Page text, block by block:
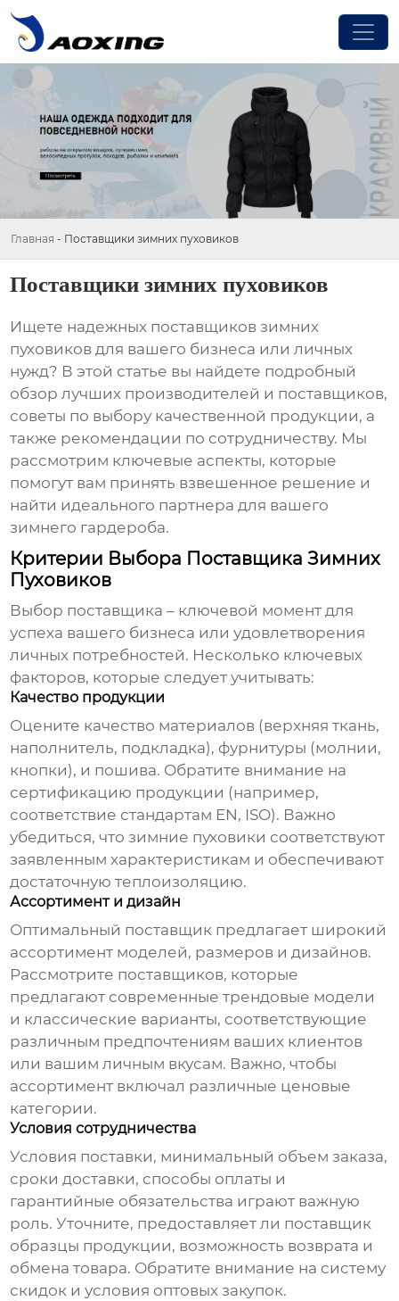
Главная - Поставщики зимних пуховиков
Поставщики зимних пуховиков
Ищете надежных поставщиков зимних
пуховиков для вашего бизнеса или личных
нужд? В этой статье вы найдете подробный
обзор лучших производителей и поставщиков,
советы по выбору качественной продукции, а
также рекомендации по сотрудничеству. Мы
рассмотрим ключевые аспекты, которые
помогут вам принять взвешенное решение и
найти идеального партнера для вашего
зимнего гардероба.
Критерии Выбора Поставщика Зимних
Пуховиков
Выбор поставщика – ключевой момент для
успеха вашего бизнеса или удовлетворения
личных потребностей. Несколько ключевых
факторов, которые следует учитывать:
Качество продукции
Оцените качество материалов (верхняя ткань,
наполнитель, подкладка), фурнитуры (молнии,
кнопки), и пошива. Обратите внимание на
сертификацию продукции (например,
соответствие стандартам EN, ISO). Важно
убедиться, чтозимние пуховики соответствуют
заявленным характеристикам и обеспечивают
достаточную теплоизоляцию.
Ассортимент и дизайн
Оптимальный поставщик предлагает широкий
ассортимент моделей, размеров и дизайнов.
Рассмотрите поставщиков, которые
предлагают современные трендовые модели
и классические варианты, соответствующие
различным предпочтениям ваших клиентов
или вашим личным вкусам. Важно, чтобы
ассортимент включал различные ценовые
категории.
Условия сотрудничества
Условия поставки, минимальный объем заказа,
сроки доставки, способы оплаты и
гарантийные обязательства играют важную
роль. Уточните, предоставляет ли поставщик
образцы продукции, возможность возврата и
обмена товара. Обратите внимание на систему
скидок и условия оптовых закупок.